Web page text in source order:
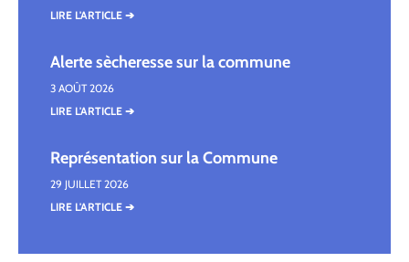
LIRE L'ARTICLE ➔
Alerte sècheresse sur la commune
3 AOÛT 2026
LIRE L'ARTICLE ➔
Représentation sur la Commune
29 JUILLET 2026
LIRE L'ARTICLE ➔